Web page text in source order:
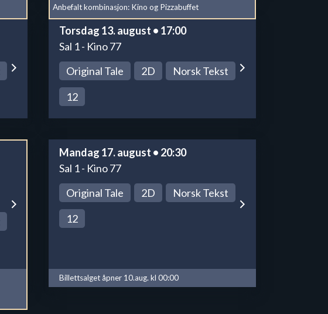
Anbefalt kombinasjon: Kino og Pizzabuffet
Torsdag 13. august • 17:00
Sal 1 - Kino 77
Original Tale
2D
Norsk Tekst
12
Mandag 17. august • 20:30
Sal 1 - Kino 77
Original Tale
2D
Norsk Tekst
12
Billettsalget åpner 10.aug. kl 00:00